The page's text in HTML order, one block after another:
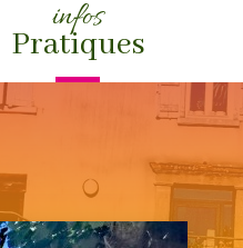
infos
Pratiques